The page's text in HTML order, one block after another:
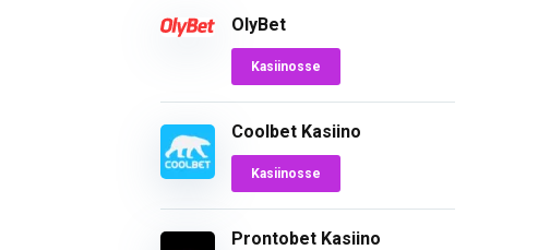
OlyBet
Kasiinosse
Coolbet Kasiino
Kasiinosse
Prontobet Kasiino